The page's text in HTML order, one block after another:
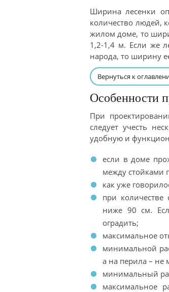
Ширина лесенки
количество людей,
жилом доме, то
1,2-1,4 м. Если же
народа, то ширину
Вернуться к
Особенности
При
следует учесть
удобную и
если в доме
между стойками
как уже
при количестве
ниже 90 см.
оградить;
максимальное
минимальной
а на перила – не
минимальный
максимальное